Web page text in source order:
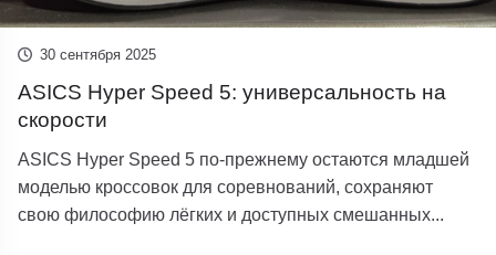
30 сентября 2025
ASICS Hyper Speed 5: универсальность на
скорости
ASICS Hyper Speed ​​​​5 по-прежнему остаются младшей
моделью кроссовок для соревнований, сохраняют
свою философию лёгких и доступных смешанных...